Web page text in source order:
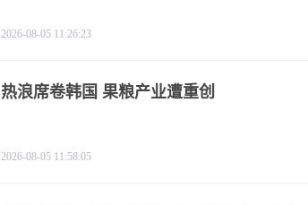
2026-08-05 11:26:23
热浪席卷韩国 果粮产业遭重创
2026-08-05 11:58:05